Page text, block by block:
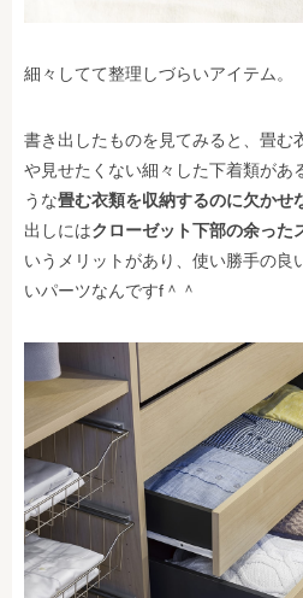
細々してて整理しづらいアイテム。
書き出したものを見てみると、畳む
や見せたくない細々した下着類があ
うな畳む衣類を収納するのに欠かせ
出しにはクローゼット下部の余った
いうメリットがあり、使い勝手の良
いパーツなんですf＾＾